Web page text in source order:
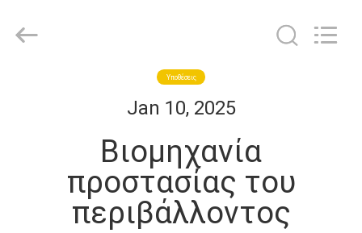
ΠΡΟΪΌΝΤΑ
ΒΊΝΤΕΟ
CONVEYOR
Υποθέσεις
Jan 10, 2025
Βιομηχανία
προστασίας του
περιβάλλοντος